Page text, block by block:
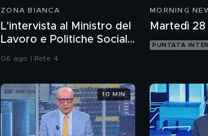
ZONA BIANCA
L'intervista al Ministro del
Lavoro e Politiche Sociali
Marina Calderone
06 ago | Rete 4
MORNING
Martedì 28
PUNTATA
10 MIN